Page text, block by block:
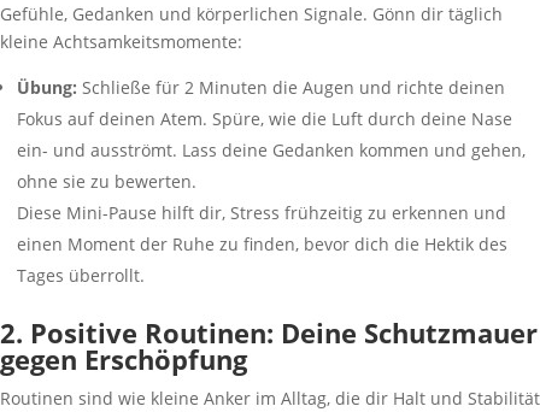
Gefühle, Gedanken und körperlichen Signale. Gönn dir täglich
kleine Achtsamkeitsmomente:
Übung: Schließe für 2 Minuten die Augen und richte deinen
Fokus auf deinen Atem. Spüre, wie die Luft durch deine Nase
ein- und ausströmt. Lass deine Gedanken kommen und gehen,
ohne sie zu bewerten.
Diese Mini-Pause hilft dir, Stress frühzeitig zu erkennen und
einen Moment der Ruhe zu finden, bevor dich die Hektik des
Tages überrollt.
2. Positive Routinen: Deine Schutzmauer
gegen Erschöpfung
Routinen sind wie kleine Anker im Alltag, die dir Halt und Stabilität